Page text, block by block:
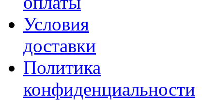
Условия
доставки
Политика
конфиденциальности